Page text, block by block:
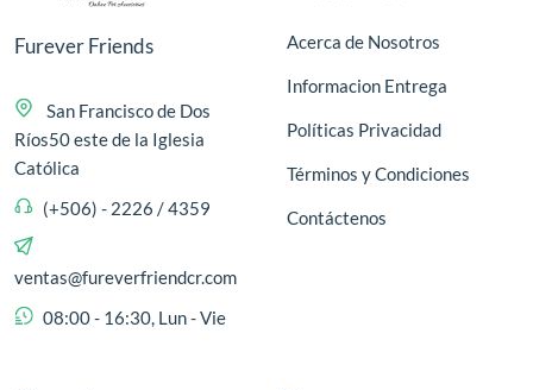
Furever Friends
San Francisco de Dos
Ríos50 este de la Iglesia
Católica
(+506) - 2226 / 4359
ventas@fureverfriendcr.com
08:00 - 16:30, Lun - Vie
Acerca de Nosotros
Informacion Entrega
Políticas Privacidad
Términos y Condiciones
Contáctenos